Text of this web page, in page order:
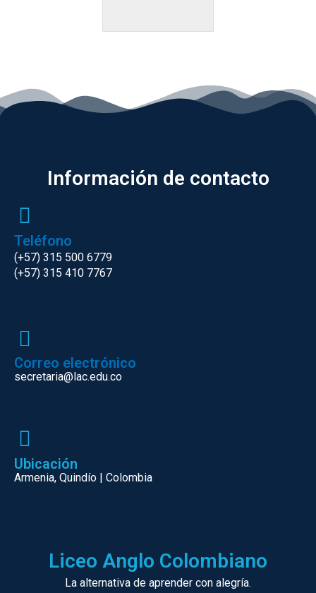
Información de contacto
Teléfono
(+57) 315 500 6779
(+57) 315 410 7767
Correo electrónico
secretaria@lac.edu.co
Ubicación
Armenia, Quindío | Colombia
Liceo Anglo Colombiano
La alternativa de aprender con alegría.